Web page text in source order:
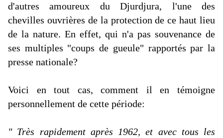
d'autres amoureux du Djurdjura, l'une des
chevilles ouvrières de la protection de ce haut lieu
de la nature. En effet, qui n'a pas souvenance de
ses multiples "coups de gueule" rapportés par la
presse nationale?
Voici en tout cas, comment il en témoigne
personnellement de cette période:
" Très rapidement après 1962, et avec tous les